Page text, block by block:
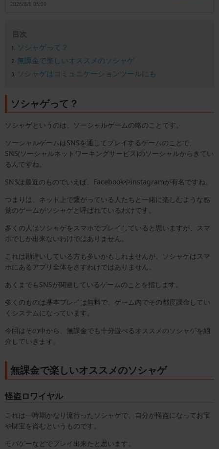
2026/8/8 05:00
目次
ソシャゲって？
無課金で楽しいオススメのソシャゲ
ソシャゲはコミュニケーションツールにも
ソシャゲって？
ソシャゲというのは、ソーシャルゲームの略のことです。
ソーシャルゲームはSNSを通してプレイするゲームのことで、
SNS(ソーシャルネットワーキングサービス)のソーシャルからきてい
るんですね。
SNSは最近のものでいえば、Facebookやinstagramが有名ですね。
つまりは、ネット上で繋がっている人たちと一緒に楽しむような感
覚のゲームがソシャゲと呼ばれているわけです。
多くの人はソシャゲをスマホでプレイしていると思いますが、スマ
ホでしか出来ないわけではありません。
これは勘違いしている方も多いかもしれませんが、ソシャゲはスマ
ホにあるアプリ全体をさすわけではありません。
あくまでもSNSが関連しているゲームのことを指します。
多くのものは基本プレイは無料で、ゲーム内でその都度課金してい
くシステムになっています。
今回はその中から、無課金でも十分遊べるオススメのソシャゲを紹
介していきます。
無課金で楽しいオススメのソシャゲ
怪盗ロワイヤル
これは一時期かなり流行ったソシャゲで、自分が怪盗になってお宝
や財宝を盗むというものです。
モバゲーなどでプレイ出来たと思います。